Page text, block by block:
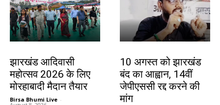
झारखंड आदिवासी
महोत्सव 2026 के लिए
मोरहाबादी मैदान तैयार
Birsa Bhumi Live -
10 अगस्त को झारखंड
बंद का आह्वान, 14वीं
जेपीएससी रद्द करने की
मांग